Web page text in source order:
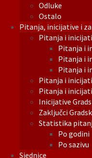
Odluke
Ostalo
Pitanja, inicijative i
Pitanja i
Pitanja i
Pitanja i
Pitanja i
Pitanja i
Pitanja i
Inicijative
Zaključci
Statistika
Po godini
Po sazivu
Sjednice